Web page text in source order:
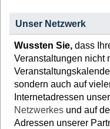
Unser Netzwerk
Wussten Sie, dass
Veranstaltungen nicht
sondern auch auf
Internetadressen
Netzwerkes und auf
Adressen unserer